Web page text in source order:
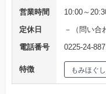
営業時間
10:00～
定休日
－（問い合
電話番号
0225-24-
特徴 もみほぐし